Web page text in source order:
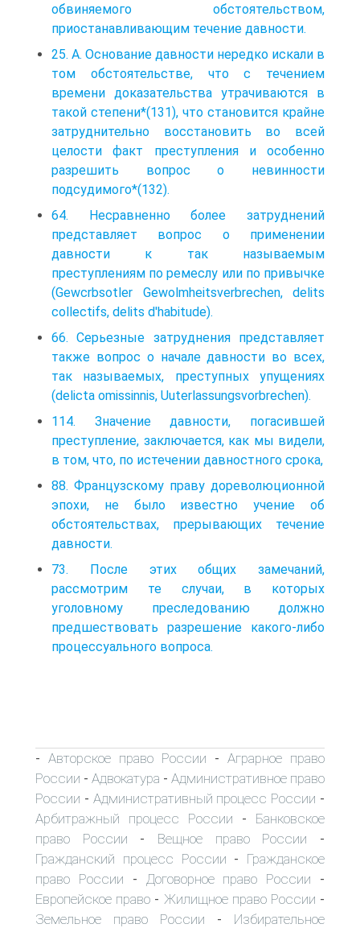
обвиняемого обстоятельством,
приостанавливающим течение давности.
25. А. Основание давности нередко искали в
том обстоятельстве, что с течением
времени доказательства утрачиваются в
такой степени*(131), что становится крайне
затруднительно восстановить во всей
целости факт преступления и особенно
разрешить вопрос о невинности
подсудимого*(132).
64. Несравненно более затруднений
представляет вопрос о применении
давности к так называемым
преступлениям по ремеслу или по привычке
(Gewcrbsotler Gewolmheitsverbrechen, delits
collectifs, delits d'habitude).
66. Серьезные затруднения представляет
также вопрос о начале давности во всех,
так называемых, преступных упущениях
(delicta omissinnis, Uuterlassungsvorbrechen).
114. Значение давности, погасившей
преступление, заключается, как мы видели,
в том, что, по истечении давностного срока,
88. Французскому праву дореволюционной
эпохи, не было известно учение об
обстоятельствах, прерывающих течение
давности.
73. После этих общих замечаний,
рассмотрим те случаи, в которых
уголовному преследованию должно
предшествовать разрешение какого-либо
процессуального вопроса.
- Авторское право России - Аграрное право
России - Адвокатура - Административное право
России - Административный процесс России -
Арбитражный процесс России - Банковское
право России - Вещное право России -
Гражданский процесс России - Гражданское
право России - Договорное право России -
Европейское право - Жилищное право России -
Земельное право России - Избирательное